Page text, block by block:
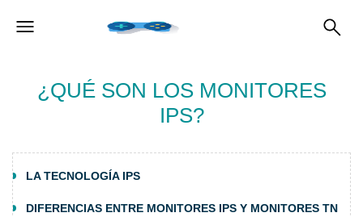
¿QUÉ SON LOS MONITORES
IPS?
LA TECNOLOGÍA IPS
DIFERENCIAS ENTRE MONITORES IPS Y MONITORES TN